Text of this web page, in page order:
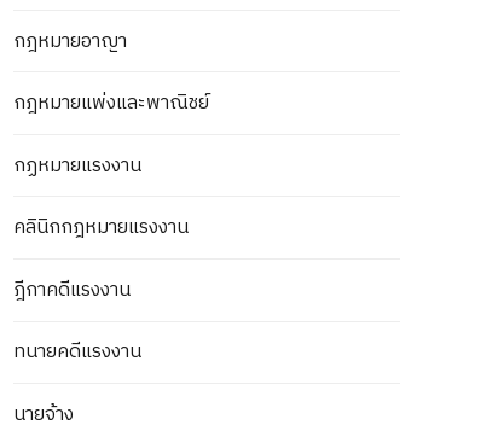
กฎหมายอาญา
กฎหมายแพ่งและพาณิชย์
กฏหมายแรงงาน
คลินิกกฎหมายแรงงาน
ฎีกาคดีแรงงาน
ทนายคดีแรงงาน
นายจ้าง